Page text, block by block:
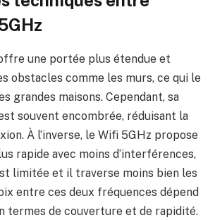
une portée plus étendue et
obstacles comme les murs, ce qui le
grandes maisons. Cependant, sa
souvent encombrée, réduisant la
À l’inverse, le Wifi 5GHz propose
rapide avec moins d’interférences,
limitée et il traverse moins bien les
entre ces deux fréquences dépend
termes de couverture et de rapidité.